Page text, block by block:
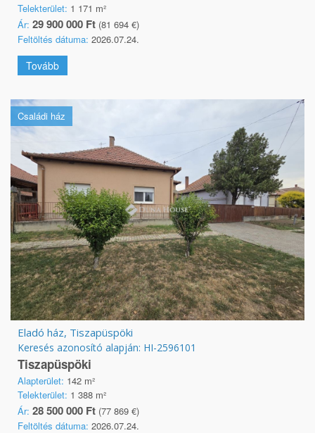
Telekterület: 1 171 m²
Ár: 29 900 000 Ft (81 694 €)
Feltöltés dátuma: 2026.07.24.
Tovább
Családi ház
Eladó ház, Tiszapüspöki
Keresés azonosító alapján: HI-2596101
Tiszapüspöki
Alapterület: 142 m²
Telekterület: 1 388 m²
Ár: 28 500 000 Ft (77 869 €)
Feltöltés dátuma: 2026.07.24.